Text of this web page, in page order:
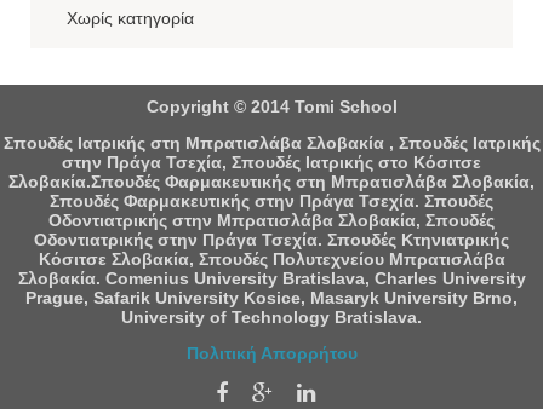
Χωρίς κατηγορία
Copyright © 2014 Tomi School
Σπουδές Ιατρικής στη Μπρατισλάβα Σλοβακία , Σπουδές Ιατρικής
στην Πράγα Τσεχία, Σπουδές Ιατρικής στο Κόσιτσε
Σλοβακία.Σπουδές Φαρμακευτικής στη Μπρατισλάβα Σλοβακία,
Σπουδές Φαρμακευτικής στην Πράγα Τσεχία. Σπουδές
Οδοντιατρικής στην Μπρατισλάβα Σλοβακία, Σπουδές
Οδοντιατρικής στην Πράγα Τσεχία. Σπουδές Κτηνιατρικής
Κόσιτσε Σλοβακία, Σπουδές Πολυτεχνείου Μπρατισλάβα
Σλοβακία. Comenius University Bratislava, Charles University
Prague, Safarik University Kosice, Masaryk University Brno,
University of Technology Bratislava.
Πολιτική Απορρήτου